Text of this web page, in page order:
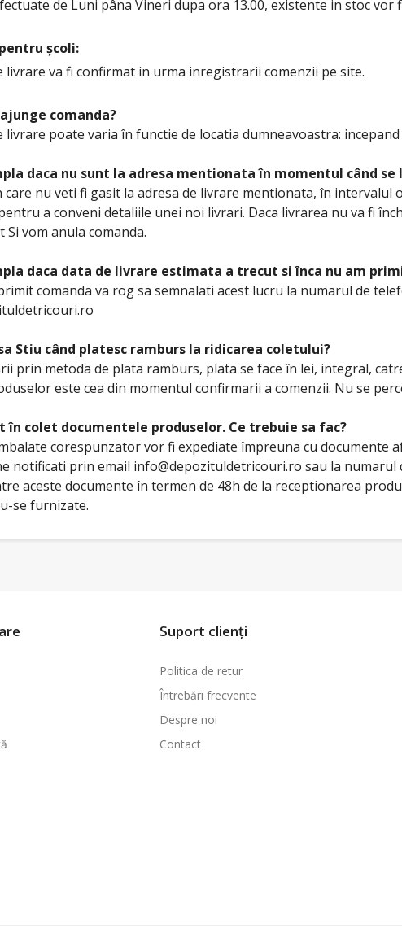
de Luni pâna Vineri dupa ora 13.00, existente in stoc
școli:
livrare va fi confirmat in urma inregistrarii comenzii pe site.
comanda?
livrare poate varia în functie de locatia dumneavoastra:
daca nu sunt la adresa mentionata în momentul când se
care nu veti fi gasit la adresa de livrare mentionata, în intervalul
a conveni detaliile unei noi livrari. Daca livrarea nu va fi
vom anula comanda.
daca data de livrare estimata a trecut si înca nu am
comanda va rog sa semnalati acest lucru la numarul de
Stiu când platesc ramburs la ridicarea coletului?
prin metoda de plata ramburs, plata se face în lei, integral,
este cea din momentul confirmarii a comenzii. Nu se
în colet documentele produselor. Ce trebuie sa fac?
corespunzator vor fi expediate împreuna cu documente
notificati prin email info@depozituldetricouri.ro sau la numarul
aceste documente în termen de 48h de la receptionarea
se furnizate.
Suport clienți
Politica de retur
Întrebări frecvente
Despre noi
Contact